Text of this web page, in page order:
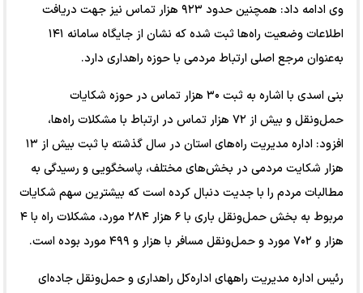
وی ادامه داد: همچنین حدود ۹۲۳ هزار تماس نیز جهت دریافت
اطلاعات وضعیت راه‌ها ثبت شده که نشان از جایگاه سامانه ۱۴۱
به‌عنوان مرجع اصلی ارتباط مردمی با حوزه راهداری دارد.
بنی اسدی با اشاره به ثبت ۳۰ هزار تماس در حوزه شکایات
حمل‌ونقل و بیش از ۷۲ هزار تماس در ارتباط با مشکلات راه‌ها،
افزود: اداره مدیریت راه‌های استان در سال گذشته با ثبت بیش از ۱۳
هزار شکایت مردمی در بخش‌های مختلف، پاسخگویی و رسیدگی به
مطالبات مردم را با جدیت دنبال کرده است که بیشترین سهم شکایات
مربوط به بخش حمل‌ونقل باری با ۶ هزار ۲۸۴ مورد، مشکلات راه با ۴
هزار و ۷۰۲ مورد و حمل‌ونقل مسافر با هزار و ۴۹۹ مورد بوده است.
رئیس اداره مدیریت راههای اداره‌کل راهداری و حمل‌ونقل جاده‌ای